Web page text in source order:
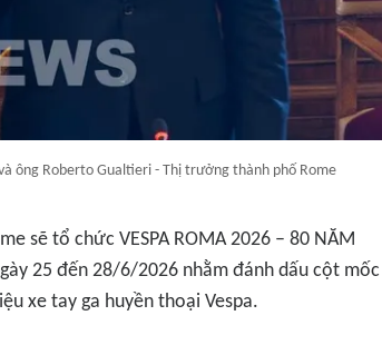
ông Roberto Gualtieri - Thị trưởng thành phố Rome
sẽ tổ chức VESPA ROMA 2026 – 80 NĂM
25 đến 28/6/2026 nhằm đánh dấu cột mốc
xe tay ga huyền thoại Vespa.